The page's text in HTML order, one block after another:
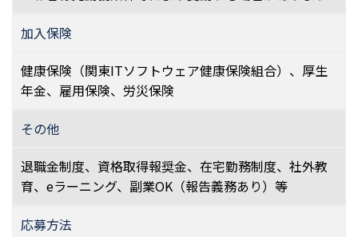
加入保険
健康保険（関東ITソフトウェア健康保険組合）、厚生
年金、雇用保険、労災保険
その他
退職金制度、資格取得報奨金、在宅勤務制度、社外教
育、eラーニング、副業OK（報告義務あり）等
応募方法